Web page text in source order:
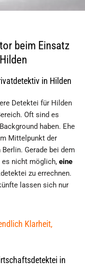
beim Einsatz
in Hilden
Detektei für Hilden
Oft sind es
haben. Ehe
Mittelpunkt der
Gerade bei dem
es nicht möglich, eine
zu errechnen.
lassen sich nur
Klarheit,
in